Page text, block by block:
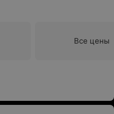
Все цены